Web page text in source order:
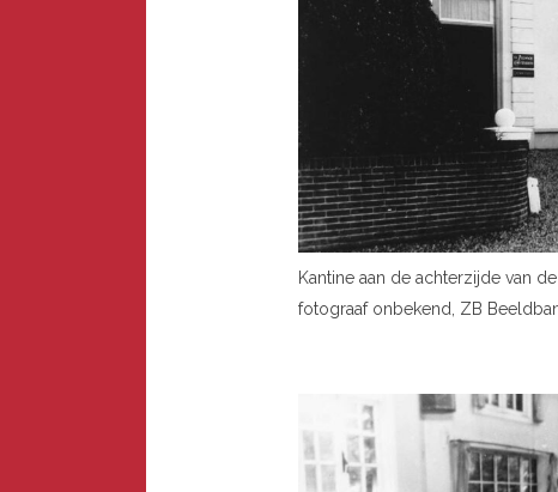
Kantine aan de achterzijde van
fotograaf onbekend, ZB